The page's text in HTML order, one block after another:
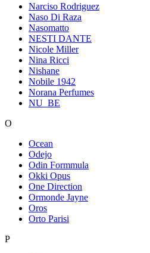
Narciso Rodriguez
Naso Di Raza
Nasomatto
NESTI DANTE
Nicole Miller
Nina Ricci
Nishane
Nobile 1942
Norana Perfumes
NU_BE
O
Ocean
Odejo
Odin Formmula
Okki Opus
One Direction
Ormonde Jayne
Oros
Orto Parisi
P